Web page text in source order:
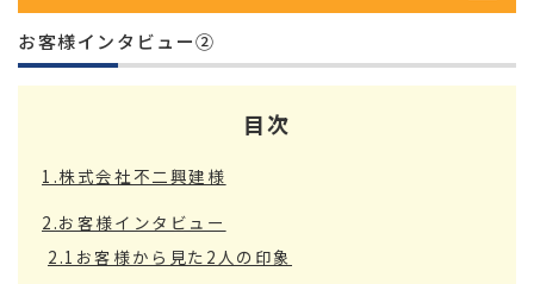
お客様インタビュー②
目次
1.株式会社不二興建様
2.お客様インタビュー
2.1お客様から見た2人の印象